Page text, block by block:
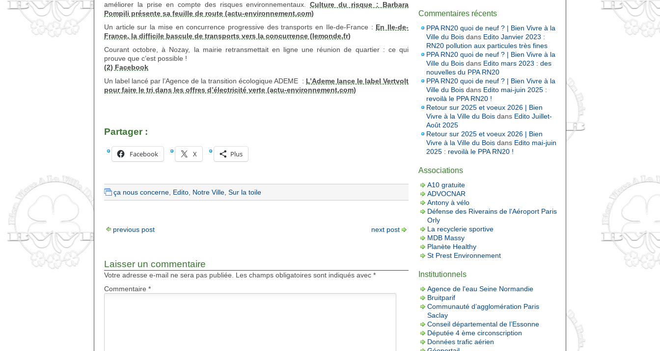
améliorer la prise en compte des risques environnementaux.Culture du risque : Barbara
Pompili présente sa feuille de route (actu-environnement.com)
Un article sur la mise en concurrence progressive des transports en Ile-de-France : En Ile-de-
France, la difficile bascule de transports vers la concurrence (lemonde.fr)
Courant octobre, à Nozay, la mairie retransmettait en ligne une réunion de quartier : ce qui
prouve que c’est possible !
(2) Facebook
Un label lancé par l’Agence de la transition écologique ADEME : L’Ademe lance le label Vertvolt
pour faire le tri dans les offres d’électricité verte (actu-environnement.com)
Partager :
Facebook X Plus
ça nous concerne Edito Notre Ville Sur la toile
previous post next post
Laisser un commentaire
Votre adresse e-mail ne sera pas publiée. Les champs obligatoires sont indiqués avec *
Commentaire *
Commentaires récents
PPA RN20 quoi de neuf ? | Bien Vivre à la
Ville du Bois dans Edito Janvier 2023 :
RN20 pollution aux particules très fines
PPA RN20 quoi de neuf ? | Bien Vivre à la
Ville du Bois dans Edito mars 2023 : des
nouvelles du PPA RN20
PPA RN20 quoi de neuf ? | Bien Vivre à la
Ville du Bois dans Edito mai-juin 2025 :
revoilà le PPA RN20 !
Retour sur 2025 et voeux 2026 | Bien
Vivre à la Ville du Bois dans Edito Juillet-
Août 2025
Retour sur 2025 et voeux 2026 | Bien
Vivre à la Ville du Bois dans Edito mai-juin
2025 : revoilà le PPA RN20 !
Associations
A10 gratuite
ADVOCNAR
Antony à vélo
Défense des Riverains de l'Aéroport Paris
Orly
La recyclerie sportive
MDB Massy
Planète Healthy
St Prest Environnement
Institutionnels
Agence de l'eau Seine Normandie
Bruitparif
Communauté d’agglomération Paris
Saclay
Conseil départemental de l’Essonne
Députée 4 ème circonscription
Données trafic aérien